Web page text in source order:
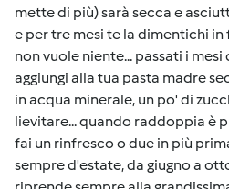
mette di più) sarà secca e
e per tre mesi te la dimentichi
non vuole niente... passati i
aggiungi alla tua pasta madre
in acqua minerale, un po' di
lievitare... quando raddoppia è
fai un rinfresco o due in più
sempre d'estate, da giugno a